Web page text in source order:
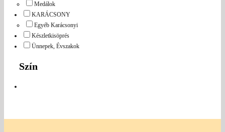
Medálok
KARÁCSONY
Egyéb Karácsonyi
Készletkisöprés
Ünnepek, Évszakok
Szín